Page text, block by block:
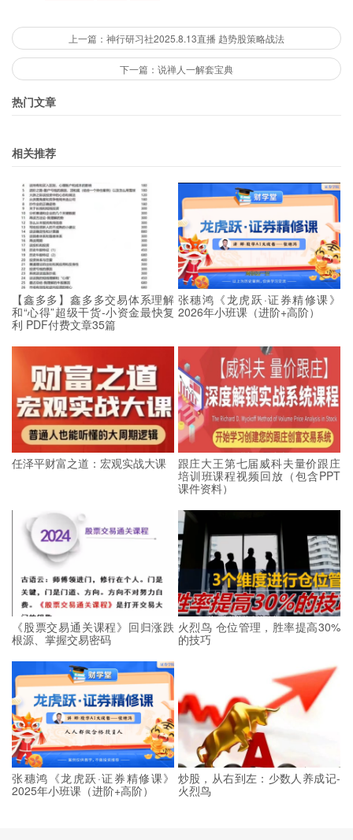
上一篇：神行研习社2025.8.13直播 趋势股策略战法
下一篇：说禅人一解套宝典
热门文章
相关推荐
【鑫多多】鑫多多交易体系理解
和“心得”超级干货-小资金最快复
利 PDF付费文章35篇
张穗鸿《龙虎跃·证券精修课》
2026年小班课（进阶+高阶）
任泽平财富之道：宏观实战大课
跟庄大王第七届威科夫量价跟庄
培训班课程视频回放（包含PPT
课件资料）
《股票交易通关课程》回归涨跌
根源、掌握交易密码
火烈鸟 仓位管理，胜率提高30%
的技巧
张穗鸿《龙虎跃·证券精修课》
2025年小班课（进阶+高阶）
炒股，从右到左：少数人养成记-
火烈鸟